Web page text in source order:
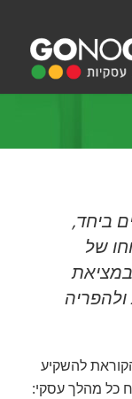
ביחד,
של
להשקיע
כל מהלך עסקי: